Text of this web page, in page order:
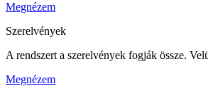
Megnézem
Szerelvények
A rendszert a szerelvények fogják össze.
Megnézem